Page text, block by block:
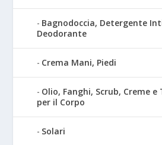
Bagnodoccia, Detergente
Deodorante
Crema Mani, Piedi
Olio, Fanghi, Scrub, Creme
per il Corpo
Solari